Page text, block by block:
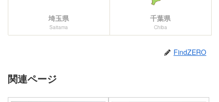
埼玉県
Saitama
千葉県
Chiba
FindZERO
関連ページ